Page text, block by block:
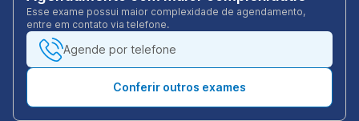
Esse exame possui maior complexidade de agendamento,
entre em contato via telefone.
Agende por telefone
Conferir outros exames